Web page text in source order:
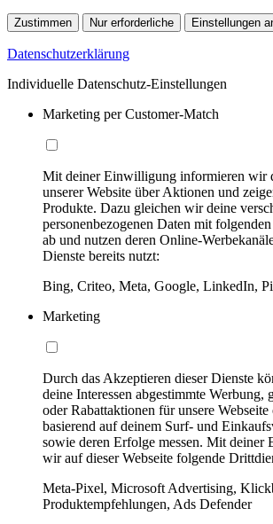
Zustimmen Nur erforderliche Einstellungen
Datenschutzerklärung
Individuelle Datenschutz-Einstellungen
Marketing per Customer-Match
Mit deiner Einwilligung informieren wir
unserer Website über Aktionen und
Produkte. Dazu gleichen wir deine
personenbezogenen Daten mit
ab und nutzen deren Online-
Dienste bereits nutzt:
Bing, Criteo, Meta, Google, LinkedIn,
Marketing
Durch das Akzeptieren dieser Dienste
deine Interessen abgestimmte Werbung,
oder Rabattaktionen für unsere
basierend auf deinem Surf- und
sowie deren Erfolge messen. Mit deiner
wir auf dieser Webseite folgende
Meta-Pixel, Microsoft Advertising,
Produktempfehlungen, Ads Defender